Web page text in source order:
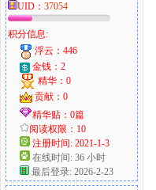
UID： 37054
积分信息:
浮云：446
金钱：2
精华：0
贡献：0
精华贴：0篇
阅读权限：10
注册时间: 2021-1-3
在线时间: 36 小时
最后登录: 2026-2-23